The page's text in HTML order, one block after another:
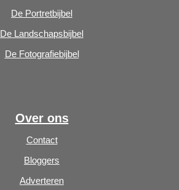
De Portretbijbel
De Landschapsbijbel
De Fotografiebijbel
Over ons
Contact
Bloggers
Adverteren